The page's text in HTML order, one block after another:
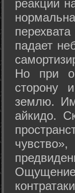
реакции
падает
Но при
сторону
землю.
айкидо.